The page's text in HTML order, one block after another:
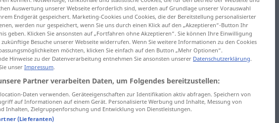
expat → siehe „expatriate“
für "expat"
geprüft)
By far the expat blogs are the most
Auswertung unserer Webseite erforderlich sind, werden auf Grundlage unserer Vorauswahl
Endgerät gespeichert. Marketing-Cookies und Cookies, die der Bereitstellung personalisierter
werden nur gespeichert, wenn Sie uns durch einen Klick auf den „Akzeptieren“-Button Ihr
geben. Klicken Sie ansonsten auf „Fortfahren ohne Akzeptieren“. Sie können Ihre Einwilligung
Besuche unserer Webseite widerrufen. Wenn Sie weitere Informationen zu den Cookies
möchten, klicken Sie einfach auf den Button „Mehr Optionen“.
Hinweise zu der Datenverarbeitung entnehmen Sie ansonsten unserer Datenschutzerklärung.
unser Impressum.
Partner verarbeiten Daten, um Folgendes bereitzustellen:
Daten verwenden. Geräteeigenschaften zur Identifikation aktiv abfragen. Speichern von
auf Informationen auf einem Gerät. Personalisierte Werbung und Inhalte, Messung von
Inhalten, Zielgruppenforschung und Entwicklung von Dienstleistungen.
(Lieferanten)